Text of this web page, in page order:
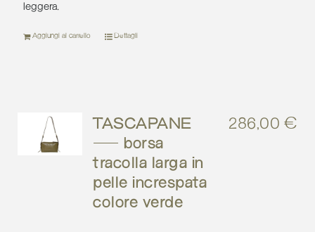
leggera.
Aggiungi al carrello Dettagli
TASCAPANE
– borsa
tracolla larga in
pelle increspata
colore verde
286,00€